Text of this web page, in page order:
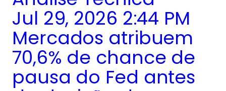
Jul 29, 2026 2:44 PM
Mercados atribuem
70,6% de chance de
pausa do Fed antes